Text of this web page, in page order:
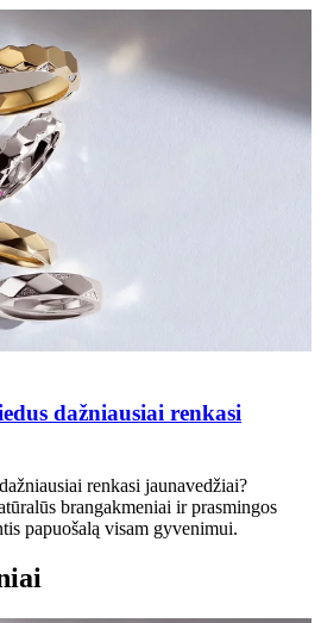
dažniausiai renkasi
renkasi jaunavedžiai?
brangakmeniai ir prasmingos
papuošalą visam gyvenimui.